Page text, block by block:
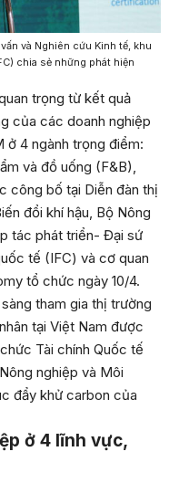
và Nghiên cứu Kinh tế, khu
chia sẻ những phát hiện
trọng từ kết quả
của các doanh nghiệp
ở 4 ngành trọng điểm:
và đồ uống (F&B),
công bố tại Diễn đàn thị
đổi khí hậu, Bộ Nông
tác phát triển- Đại sứ
tế (IFC) và cơ quan
tổ chức ngày 10/4.
tham gia thị trường
tại Việt Nam được
Tài chính Quốc tế
nghiệp và Môi
đẩy khử carbon của
ở 4 lĩnh vực,